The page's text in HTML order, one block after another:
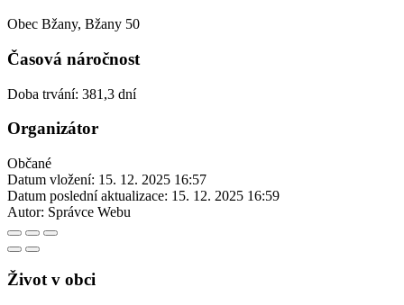
Obec Bžany, Bžany 50
Časová náročnost
Doba trvání: 381,3 dní
Organizátor
Občané
Datum vložení: 15. 12. 2025 16:57
Datum poslední aktualizace: 15. 12. 2025 16:59
Autor: Správce Webu
Život v obci